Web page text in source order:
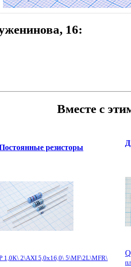
16:
Вместе с
резисторы
1,0К\ 2\AXI 5,0x16,0\ 5\MF\2L\MFR\